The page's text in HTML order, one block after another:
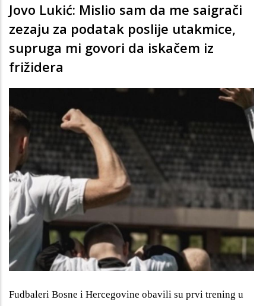
Jovo Lukić: Mislio sam da me saigrači
zezaju za podatak poslije utakmice,
supruga mi govori da iskačem iz
frižidera
Fudbaleri Bosne i Hercegovine obavili su prvi trening u